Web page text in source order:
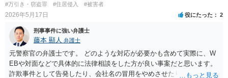
#万引き・窃盗罪 #住居侵入 #被害者
2026年5月17日 役にたった 2
刑事事件に強い弁護士
藤本 顯人 弁護士
元警察官の弁護士です。 どのような対応が必要かも含めて実際に、W
EBや対面などで具体的に法律相談をした方が良い事案だと思います。
詐欺事件として告発したり、会社名の冒用をやめさせたりするにせ